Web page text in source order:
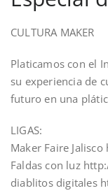
CULTURA MAKER
Platicamos con el
su experiencia de
futuro en una
LIGAS:
Maker Faire
Faldas con luz
diablitos digitales